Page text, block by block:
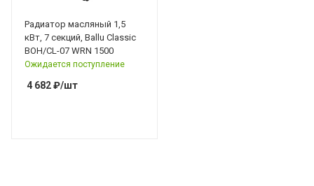
Радиатор масляный 1,5
кВт, 7 секций, Ballu Classic
BOH/CL-07 WRN 1500
Ожидается поступление
4 682₽/шт